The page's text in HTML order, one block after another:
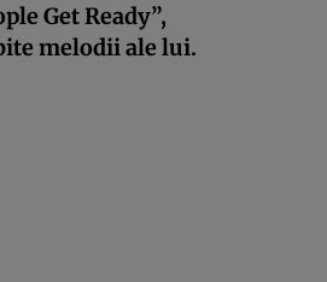
Get Ready”,
melodii ale lui.